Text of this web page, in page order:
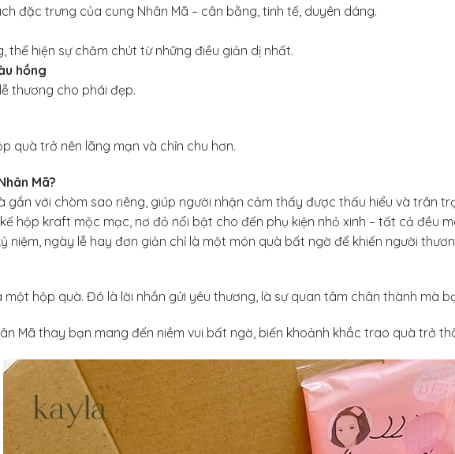
đặc trưng của cung Nhân Mã – cân bằng, tinh tế, duyên dáng.
thể hiện sự chăm chút từ những điều giản dị nhất.
hồng
thương cho phái đẹp.
quà trở nên lãng mạn và chỉn chu hơn.
Mã?
gắn với chòm sao riêng, giúp người nhận cảm thấy được thấu hiểu và trân
hộp kraft mộc mạc, nơ đỏ nổi bật cho đến phụ kiện nhỏ xinh – tất cả đều
niệm, ngày lễ hay đơn giản chỉ là một món quà bất ngờ để khiến người
một hộp quà. Đó là lời nhắn gửi yêu thương, là sự quan tâm chân thành mà
Mã thay bạn mang đến niềm vui bất ngờ, biến khoảnh khắc trao quà trở